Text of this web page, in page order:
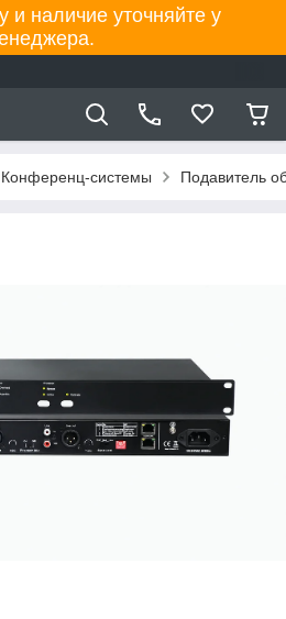
и наличие уточняйте у
Конференц-системы Подавитель